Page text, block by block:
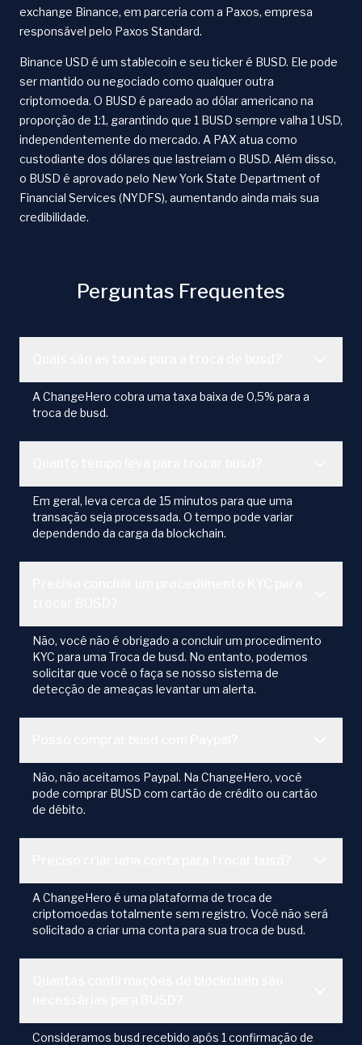
exchange Binance, em parceria com a Paxos, empresa
responsável pelo Paxos Standard.
Binance USD é um stablecoin e seu ticker é BUSD. Ele pode
ser mantido ou negociado como qualquer outra
criptomoeda. O BUSD é pareado ao dólar americano na
proporção de 1:1, garantindo que 1 BUSD sempre valha 1 USD,
independentemente do mercado. A PAX atua como
custodiante dos dólares que lastreiam o BUSD. Além disso,
o BUSD é aprovado pelo New York State Department of
Financial Services (NYDFS), aumentando ainda mais sua
credibilidade.
Perguntas Frequentes
A ChangeHero cobra uma taxa baixa de 0,5% para a
troca de busd.
Em geral, leva cerca de 15 minutos para que uma
transação seja processada. O tempo pode variar
dependendo da carga da blockchain.
Não, você não é obrigado a concluir um procedimento
KYC para uma Troca de busd. No entanto, podemos
solicitar que você o faça se nosso sistema de
detecção de ameaças levantar um alerta.
Não, não aceitamos Paypal. Na ChangeHero, você
pode comprar BUSD com cartão de crédito ou cartão
de débito.
A ChangeHero é uma plataforma de troca de
criptomoedas totalmente sem registro. Você não será
solicitado a criar uma conta para sua troca de busd.
Consideramos busd recebido após 1 confirmação de